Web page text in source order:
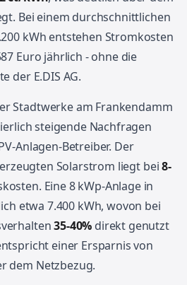
Bei einem durchschnittlichen
kWh entstehen Stromkosten
Euro jährlich - ohne die
der E.DIS AG.
Stadtwerke am Frankendamm
steigende Nachfragen
Anlagen-Betreiber. Der
Solarstrom liegt bei8-
Eine 8 kWp-Anlage in
etwa 7.400 kWh, wovon bei
35-40% direkt genutzt
einer Ersparnis von
dem Netzbezug.